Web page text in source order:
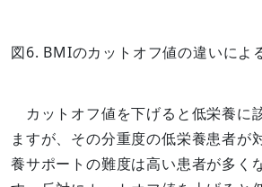
図6. BMIのカットオフ値の違いによ
カットオフ値を下げると低栄養に
ますが、その分重度の低栄養患者が
養サポートの難度は高い患者が多く